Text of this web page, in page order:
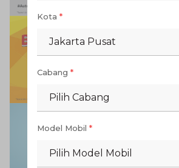
Kota *
Jakarta Pusat
Cabang *
Pilih Cabang
Model Mobil *
Pilih Model Mobil